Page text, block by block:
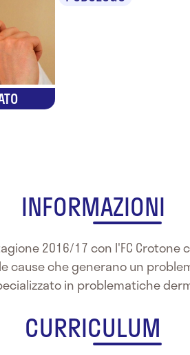
INFORMAZIONI
2016/17 con l'FC Crotone
cause che generano un
in problematiche
CURRICULUM